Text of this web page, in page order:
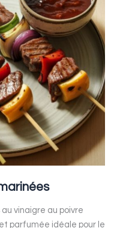
vinaigre au poivre
parfumée idéale pour le